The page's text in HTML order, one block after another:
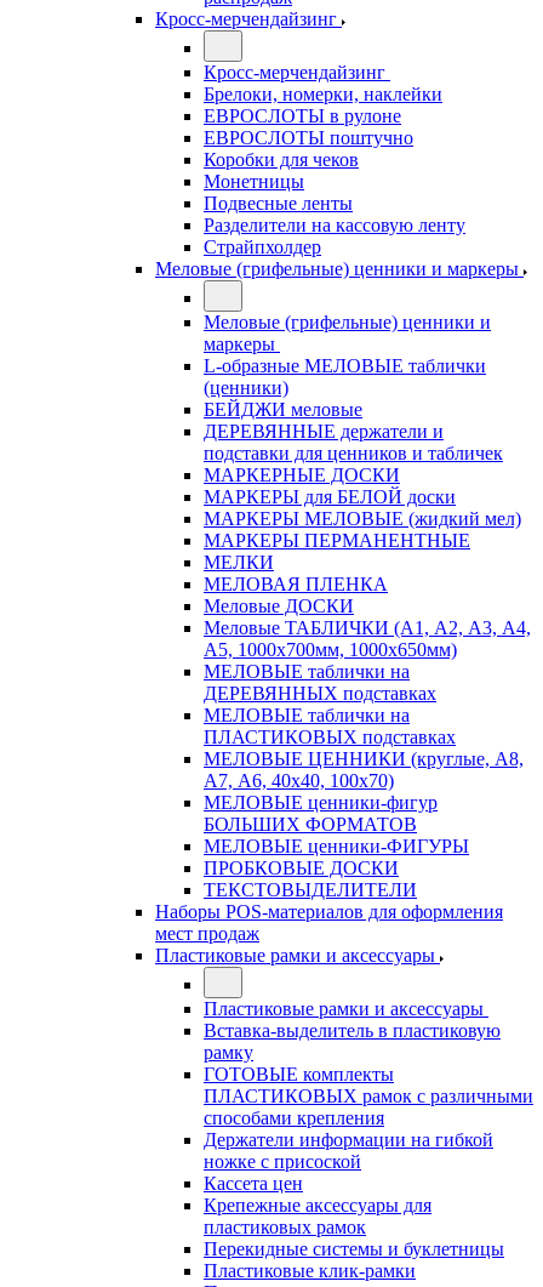
Кросс-мерчендайзинг
Кросс-мерчендайзинг
Брелоки, номерки, наклейки
ЕВРОСЛОТЫ в рулоне
ЕВРОСЛОТЫ поштучно
Коробки для чеков
Монетницы
Подвесные ленты
Разделители на кассовую ленту
Страйпхолдер
Меловые (грифельные) ценники и маркеры
Меловые (грифельные) ценники и
маркеры
L-образные МЕЛОВЫЕ таблички
(ценники)
БЕЙДЖИ меловые
ДЕРЕВЯННЫЕ держатели и
подставки для ценников и табличек
МАРКЕРНЫЕ ДОСКИ
МАРКЕРЫ для БЕЛОЙ доски
МАРКЕРЫ МЕЛОВЫЕ (жидкий мел)
МАРКЕРЫ ПЕРМАНЕНТНЫЕ
МЕЛКИ
МЕЛОВАЯ ПЛЕНКА
Меловые ДОСКИ
Меловые ТАБЛИЧКИ (А1, А2, А3, А4,
А5, 1000х700мм, 1000х650мм)
МЕЛОВЫЕ таблички на
ДЕРЕВЯННЫХ подставках
МЕЛОВЫЕ таблички на
ПЛАСТИКОВЫХ подставках
МЕЛОВЫЕ ЦЕННИКИ (круглые, А8,
А7, А6, 40х40, 100х70)
МЕЛОВЫЕ ценники-фигур
БОЛЬШИХ ФОРМАТОВ
МЕЛОВЫЕ ценники-ФИГУРЫ
ПРОБКОВЫЕ ДОСКИ
ТЕКСТОВЫДЕЛИТЕЛИ
Наборы POS-материалов для оформления
мест продаж
Пластиковые рамки и аксессуары
Пластиковые рамки и аксессуары
Вставка-выделитель в пластиковую
рамку
ГОТОВЫЕ комплекты
ПЛАСТИКОВЫХ рамок с различными
способами крепления
Держатели информации на гибкой
ножке с присоской
Кассета цен
Крепежные аксессуары для
пластиковых рамок
Перекидные системы и буклетницы
Пластиковые клик-рамки